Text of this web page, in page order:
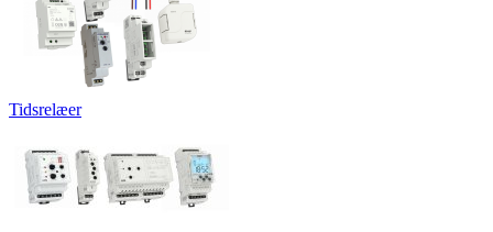
Tidsrelæer